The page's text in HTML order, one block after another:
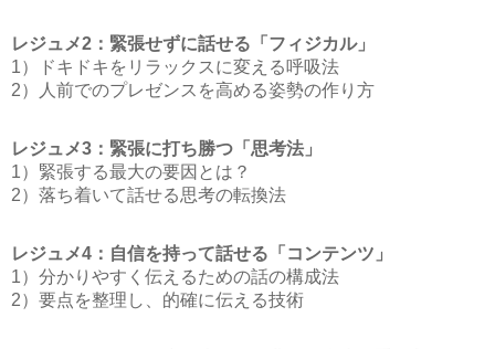
レジュメ2：緊張せずに話せる「フィジカル」
1）ドキドキをリラックスに変える呼吸法
2）人前でのプレゼンスを高める姿勢の作り方
レジュメ3：緊張に打ち勝つ「思考法」
1）緊張する最大の要因とは？
2）落ち着いて話せる思考の転換法
レジュメ4：自信を持って話せる「コンテンツ」
1）分かりやすく伝えるための話の構成法
2）要点を整理し、的確に伝える技術